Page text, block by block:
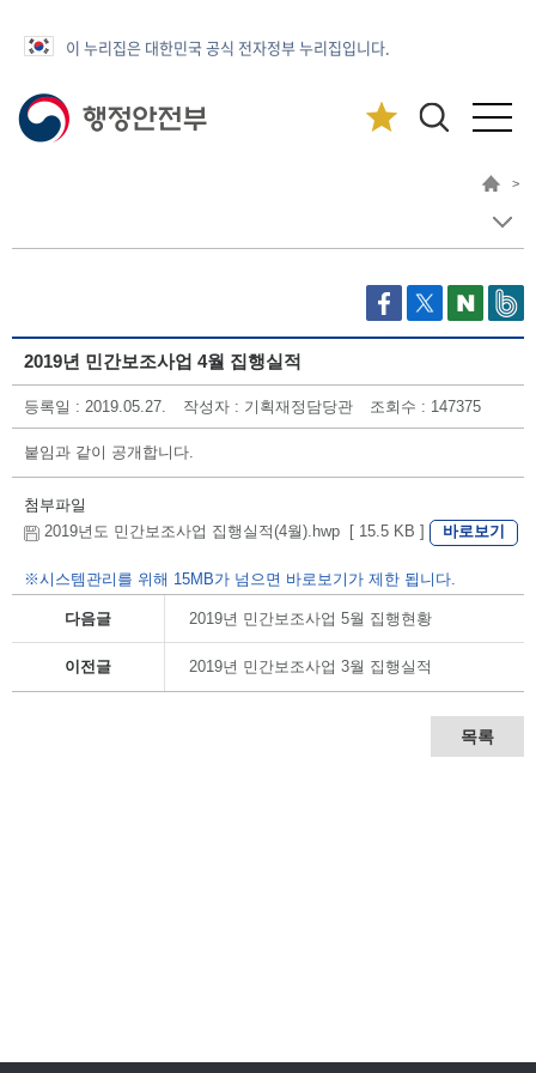
이 누리집은 대한민국 공식 전자정부 누리집입니다.
>
2019년 민간보조사업 4월 집행실적
등록일 : 2019.05.27. 작성자 : 기획재정담당관 조회수 : 147375
붙임과 같이 공개합니다.
첨부파일
2019년도 민간보조사업 집행실적(4월).hwp [ 15.5 KB ]
바로보기
※시스템관리를 위해 15MB가 넘으면 바로보기가 제한 됩니다.
다음글 2019년 민간보조사업 5월 집행현황
이전글 2019년 민간보조사업 3월 집행실적
목록